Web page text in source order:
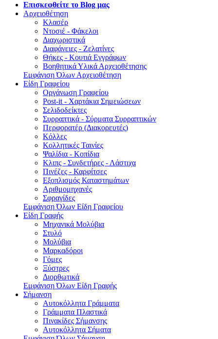
Επισκεφθείτε το Blog μας
Αρχειοθέτηση
Κλασέρ
Ντοσιέ - Φάκελοι
Διαχωριστικά
Διαφάνειες - Ζελατίνες
Θήκες - Κουτιά Εγγράφων
Βοηθητικά Υλικά Αρχειοθέτησης
Εμφάνιση Όλων Αρχειοθέτηση
Είδη Γραφείου
Οργάνωση Γραφείου
Post-it - Χαρτάκια Σημειώσεων
Σελιδοδείκτες
Συρραπτικά - Σύρματα Συρραπτικών
Περφορατέρ (Διακορευτές)
Κόλλες
Κολλητικές Ταινίες
Ψαλίδια - Κοπίδια
Κλιπς - Συνδετήρες - Λάστιχα
Πινέζες - Καρφίτσες
Εξοπλισμός Καταστημάτων
Αριθμομηχανές
Σφραγίδες
Εμφάνιση Όλων Είδη Γραφείου
Είδη Γραφής
Μηχανικά Μολύβια
Στυλό
Μολύβια
Μαρκαδόροι
Γόμες
Ξύστρες
Διορθωτικά
Εμφάνιση Όλων Είδη Γραφής
Σήμανση
Αυτοκόλλητα Γράμματα
Γράμματα Πλαστικά
Πινακίδες Σήμανσης
Αυτοκόλλητα Σήματα